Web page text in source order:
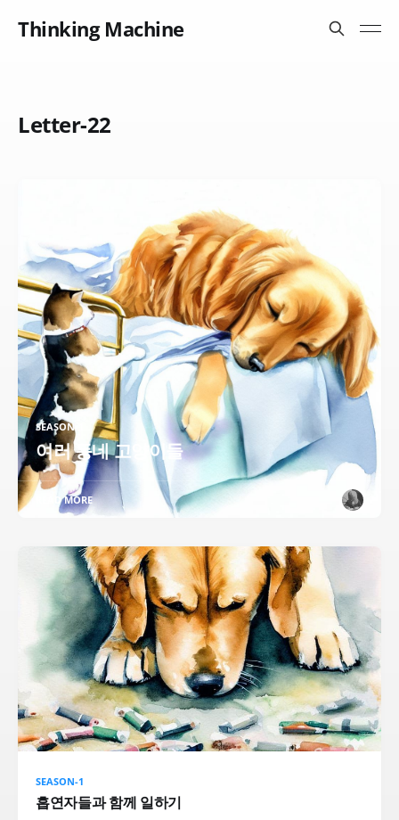
Thinking Machine
Letter-22
SEASON-1
여러 동네 고양이들
READ MORE
SEASON-1
흡연자들과 함께 일하기